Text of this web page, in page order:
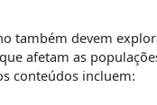
também devem
afetam as
conteúdos incluem: